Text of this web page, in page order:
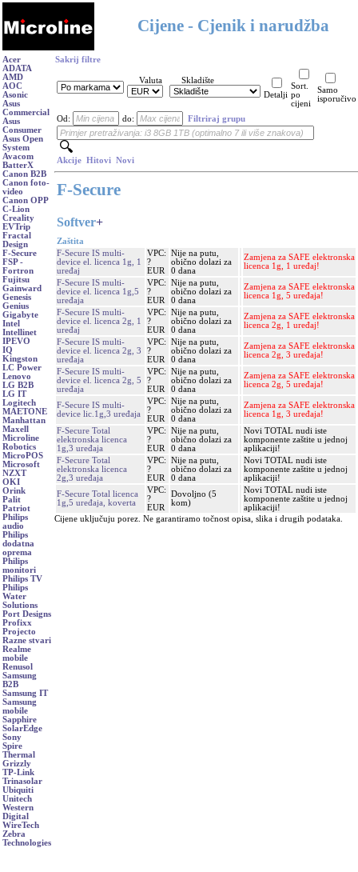
Cijene - Cjenik i narudžba
Acer
ADATA
AMD
AOC
Asonic
Asus
Commercial
Asus
Consumer
Asus Open
System
Avacom
BatterX
Canon B2B
Canon foto-
video
Canon OPP
C-Lion
Creality
EVTrip
Fractal
Design
F-Secure
FSP -
Fortron
Fujitsu
Gainward
Genesis
Genius
Gigabyte
Intel
Intellinet
IPEVO
IQ
Kingston
LC Power
Lenovo
LG B2B
LG IT
Logitech
MAETONE
Manhattan
Maxell
Microline
Robotics
MicroPOS
Microsoft
NZXT
OKI
Orink
Palit
Patriot
Philips
audio
Philips
dodatna
oprema
Philips
monitori
Philips TV
Philips
Water
Solutions
Port Designs
Profixx
Projecto
Razne stvari
Realme
mobile
Renusol
Samsung
B2B
Samsung IT
Samsung
mobile
Sapphire
SolarEdge
Sony
Spire
Thermal
Grizzly
TP-Link
Trinasolar
Ubiquiti
Unitech
Western
Digital
WireTech
Zebra
Technologies
Sakrij filtre
Valuta
Skladište
Detalji
Sort.
po
cijeni
Samo
isporučivo
Od: do: Filtriraj grupu
Akcije Hitovi Novi
F-Secure
Softver+
Zaštita
F-Secure IS multi-
device el. licenca 1g, 1
uređaj
VPC:
?
EUR
Nije na putu,
obično dolazi za
0 dana
Zamjena za SAFE elektronska
licenca 1g, 1 uređaj!
F-Secure IS multi-
device el. licenca 1g,5
uređaja
VPC:
?
EUR
Nije na putu,
obično dolazi za
0 dana
Zamjena za SAFE elektronska
licenca 1g, 5 uređaja!
F-Secure IS multi-
device el. licenca 2g, 1
uređaj
VPC:
?
EUR
Nije na putu,
obično dolazi za
0 dana
Zamjena za SAFE elektronska
licenca 2g, 1 uređaj!
F-Secure IS multi-
device el. licenca 2g, 3
uređaja
VPC:
?
EUR
Nije na putu,
obično dolazi za
0 dana
Zamjena za SAFE elektronska
licenca 2g, 3 uređaja!
F-Secure IS multi-
device el. licenca 2g, 5
uređaja
VPC:
?
EUR
Nije na putu,
obično dolazi za
0 dana
Zamjena za SAFE elektronska
licenca 2g, 5 uređaja!
F-Secure IS multi-
device lic.1g,3 uređaja
VPC:
?
EUR
Nije na putu,
obično dolazi za
0 dana
Zamjena za SAFE elektronska
licenca 1g, 3 uređaja!
F-Secure Total
elektronska licenca
1g,3 uređaja
VPC:
?
EUR
Nije na putu,
obično dolazi za
0 dana
Novi TOTAL nudi iste
komponente zaštite u jednoj
aplikaciji!
F-Secure Total
elektronska licenca
2g,3 uređaja
VPC:
?
EUR
Nije na putu,
obično dolazi za
0 dana
Novi TOTAL nudi iste
komponente zaštite u jednoj
aplikaciji!
F-Secure Total licenca
1g,5 uređaja, koverta
VPC:
?
EUR
Dovoljno (5
kom)
Novi TOTAL nudi iste
komponente zaštite u jednoj
aplikaciji!
Cijene uključuju porez. Ne garantiramo točnost opisa, slika i drugih podataka.